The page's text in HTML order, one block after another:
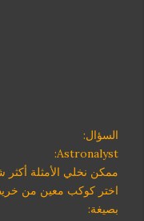
السؤال:
Astronalyst:
ممكن نخلي الأمثلة
اختر كوكب معين من
بصيغة: